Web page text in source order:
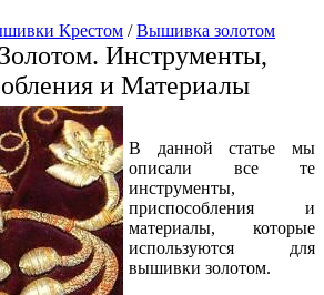
Крестом /Вышивка золотом
Инструменты,
и Материалы
В данной статье мы
описали все те
инструменты,
приспособления и
материалы, которые
используются для
вышивки золотом.